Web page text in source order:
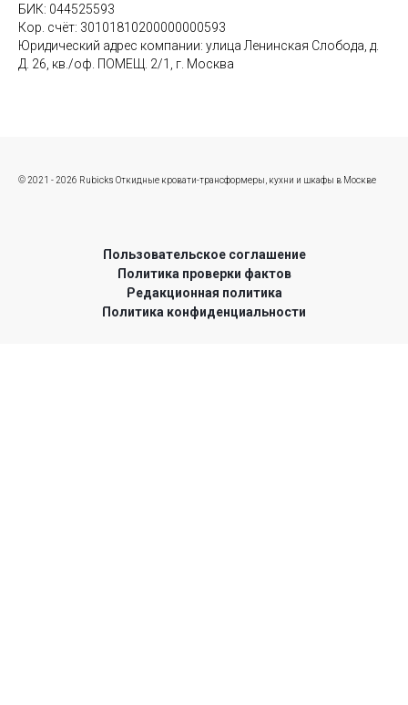
БИК: 044525593
Кор. счёт: 30101810200000000593
Юридический адрес компании: улица Ленинская Слобода, д.
Д. 26, кв./оф. ПОМЕЩ. 2/1, г. Москва
© 2021 - 2026 Rubicks Откидные кровати-трансформеры, кухни и шкафы в Москве
Пользовательское соглашение
Политика проверки фактов
Редакционная политика
Политика конфиденциальности